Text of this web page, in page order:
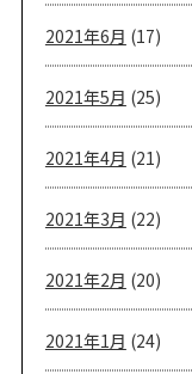
2021年6月 (17)
2021年5月 (25)
2021年4月 (21)
2021年3月 (22)
2021年2月 (20)
2021年1月 (24)